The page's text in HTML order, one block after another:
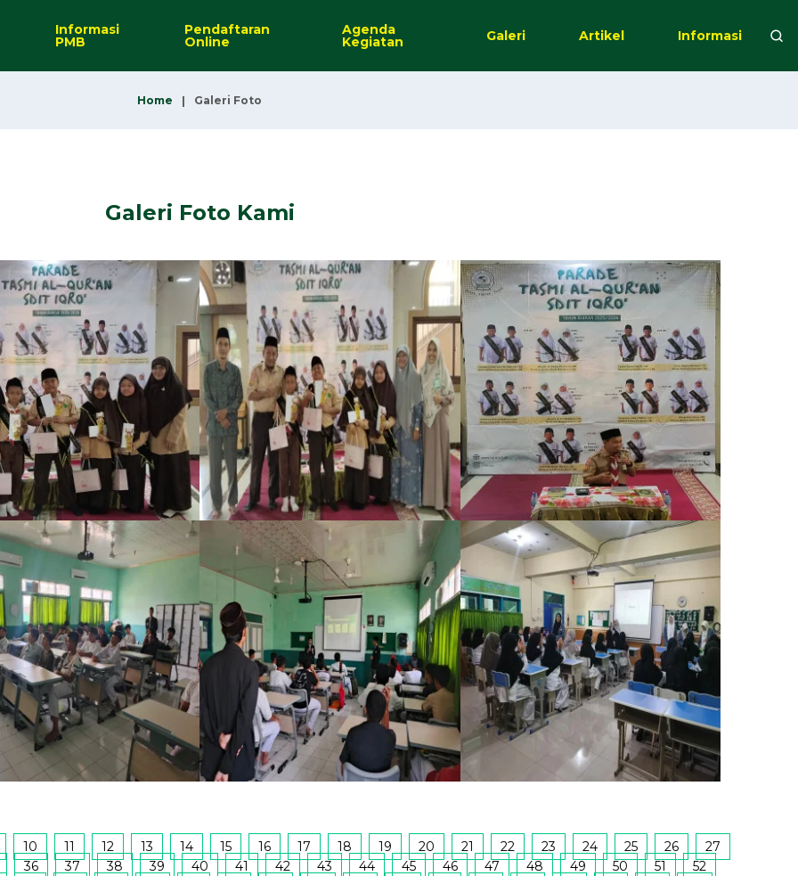
Informasi
PMB
Pendaftaran
Online
Agenda
Kegiatan Galeri Artikel Informasi
Home Galeri Foto
Galeri Foto Kami
10 11 12 13 14 15 16 17 18 19 20 21 22 23 24 25 26
27
36
37 38 39 40 41 42 43 44 45 46 47 48 49 50 51
52